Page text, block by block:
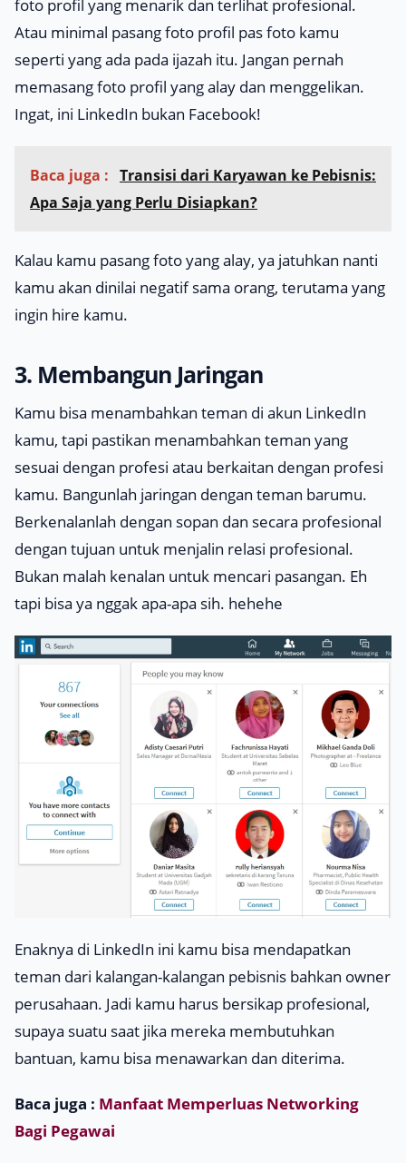
foto profil yang menarik dan terlihat profesional.
Atau minimal pasang foto profil pas foto kamu
seperti yang ada pada ijazah itu. Jangan pernah
memasang foto profil yangalay dan menggelikan.
Ingat, ini LinkedIn bukan Facebook!
Baca juga : Transisi dari Karyawan ke Pebisnis:
Apa Saja yang Perlu Disiapkan?
Kalau kamu pasang foto yangalay, ya jatuhkan nanti
kamu akan dinilai negatif sama orang, terutama yang
ingin hire kamu.
3. Membangun Jaringan
Kamu bisa menambahkan teman di akun LinkedIn
kamu, tapi pastikan menambahkan teman yang
sesuai dengan profesi atau berkaitan dengan profesi
kamu. Bangunlah jaringan dengan teman barumu.
Berkenalanlah dengan sopan dan secara profesional
dengan tujuan untuk menjalin relasi profesional.
Bukan malah kenalan untuk mencari pasangan. Eh
tapi bisa ya nggakapa-apa sih. hehehe
Enaknya di LinkedIn ini kamu bisa mendapatkan
teman dari kalangan-kalangan pebisnis bahkan owner
perusahaan. Jadi kamu harus bersikap profesional,
supaya suatu saat jika mereka membutuhkan
bantuan, kamu bisa menawarkan dan diterima.
Baca juga : Manfaat Memperluas Networking
Bagi Pegawai